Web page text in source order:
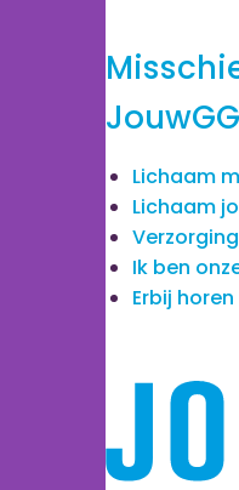
Lichaam
Lichaam
Ik ben
Erbij